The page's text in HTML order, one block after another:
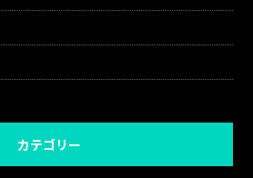
カテゴリー